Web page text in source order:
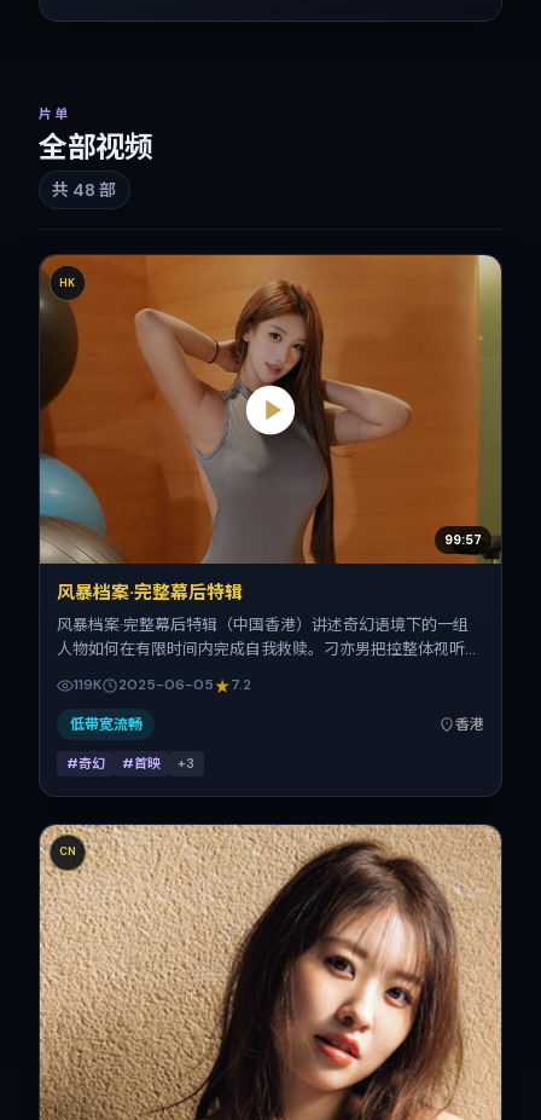
片单
全部视频
共 48 部
HK
99:57
风暴档案·完整幕后特辑
风暴档案·完整幕后特辑（中国香港）讲述奇幻语境下的一组
人物如何在有限时间内完成自我救赎。刁亦男把控整体视听语
演层次丰富。影片定于 2025-06-05 起陆续登陆院线与网络
平台，暑期档公映，片长170分钟。
119K 2025-06-05 7.2
低带宽流畅 香港
#奇幻 #首映 +3
CN